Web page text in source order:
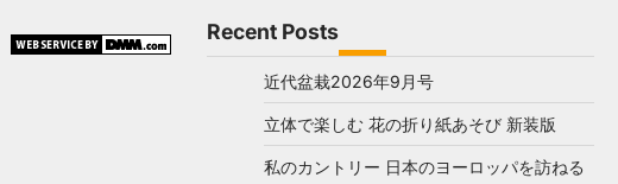
Recent Posts
近代盆栽2026年9月号
立体で楽しむ 花の折り紙あそび 新装版
私のカントリー 日本のヨーロッパを訪ねる